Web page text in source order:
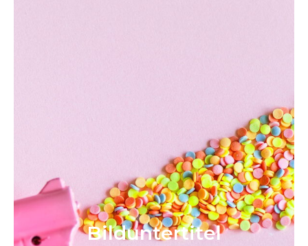
Bild­unter­titel